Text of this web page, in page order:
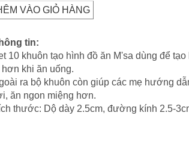
VÀO GIỎ HÀNG
tin:
10 khuôn tạo hình đồ ăn M'sa dùng để
hơn khi ăn uống.
ra bộ khuôn còn giúp các mẹ hướng
ăn ngon miệng hơn.
thước: Dộ dày 2.5cm, đường kính 2.5-